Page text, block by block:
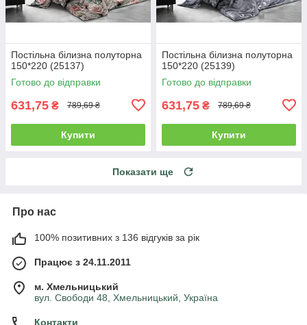
Постільна білизна полуторна
150*220 (25137)
Готово до відправки
631,75 ₴ 789,69 ₴
Купити
Постільна білизна полуторна
150*220 (25139)
Готово до відправки
631,75 ₴ 789,69 ₴
Купити
Показати ще
Про нас
100% позитивних з 136 відгуків за рік
Працює з 24.11.2011
м. Хмельницький
вул. Свободи 48, Хмельницький, Україна
Контакти